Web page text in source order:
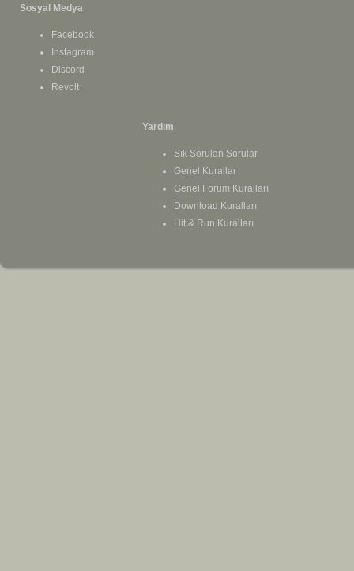
Sosyal Medya
Facebook
Instagram
Discord
Revolt
Yardım
Sık Sorulan Sorular
Genel Kurallar
Genel Forum Kuralları
Download Kuralları
Hit & Run Kuralları